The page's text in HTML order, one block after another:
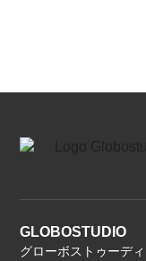
GLOBOSTUDIO
グローボストゥーデ